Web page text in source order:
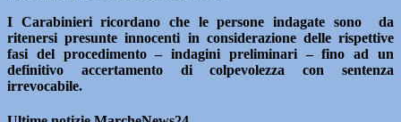
I Carabinieri ricordano che le persone indagate sono da
ritenersi presunte innocenti in considerazione delle rispettive
fasi del procedimento – indagini preliminari – fino ad un
definitivo accertamento di colpevolezza con sentenza
irrevocabile.